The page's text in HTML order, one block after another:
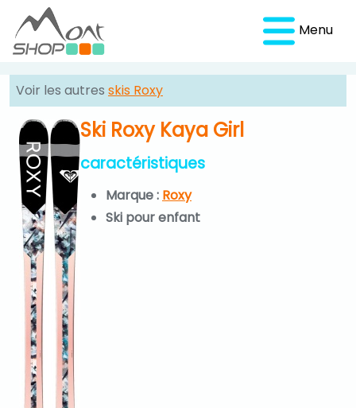
Menu
Voir les autres skis Roxy
Ski Roxy Kaya Girl
caractéristiques
Marque : Roxy
Ski pour enfant